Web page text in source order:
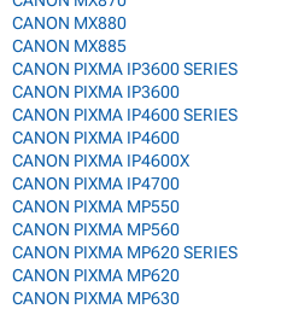
CANON MX880
CANON MX885
CANON PIXMA IP3600 SERIES
CANON PIXMA IP3600
CANON PIXMA IP4600 SERIES
CANON PIXMA IP4600
CANON PIXMA IP4600X
CANON PIXMA IP4700
CANON PIXMA MP550
CANON PIXMA MP560
CANON PIXMA MP620 SERIES
CANON PIXMA MP620
CANON PIXMA MP630